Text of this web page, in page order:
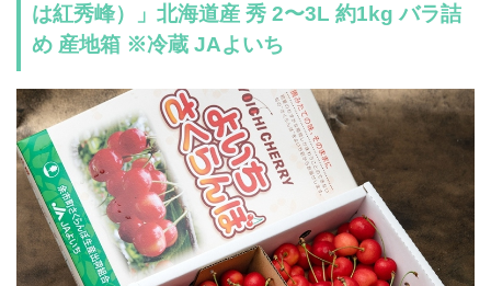
は紅秀峰）」北海道産 秀 2〜3L 約1kg バラ詰
め 産地箱 ※冷蔵 JAよいち